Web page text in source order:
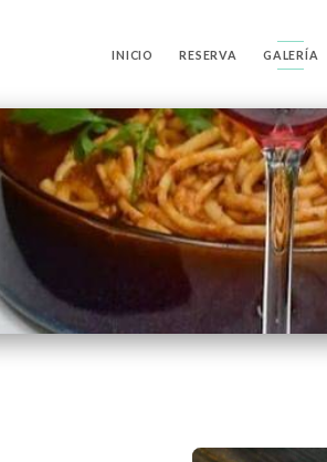
INICIO RESERVA GALERÍA